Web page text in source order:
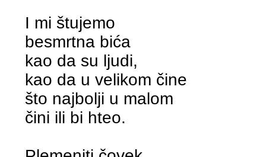
I mi štujemo
besmrtna bića
kao da su ljudi,
kao da u velikom čine
što najbolji u malom
čini ili bi hteo.